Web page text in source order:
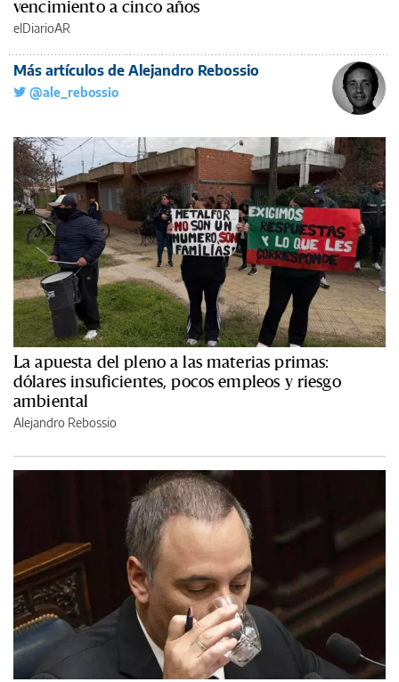
vencimiento a cinco años
elDiarioAR
Más artículos de Alejandro Rebossio
@ale_rebossio
La apuesta del pleno a las materias primas:
dólares insuficientes, pocos empleos y riesgo
ambiental
Alejandro Rebossio